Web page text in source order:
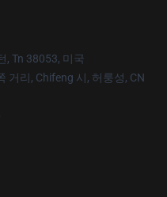
, Tn 38053, 미국
거리, Chifeng 시, 허룽성, CN